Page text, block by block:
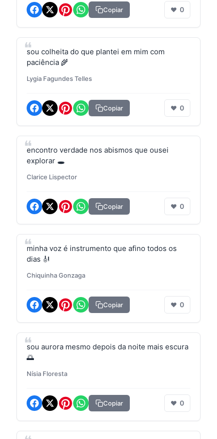
Copiar ❤ 0
sou colheita do que plantei em mim com
paciência 🌾
Lygia Fagundes Telles
Copiar ❤ 0
encontro verdade nos abismos que ousei
explorar 🕳️
Clarice Lispector
Copiar ❤ 0
minha voz é instrumento que afino todos os
dias 🎻
Chiquinha Gonzaga
Copiar ❤ 0
sou aurora mesmo depois da noite mais escura
🌅
Nísia Floresta
Copiar ❤ 0